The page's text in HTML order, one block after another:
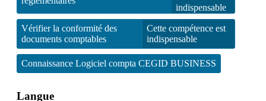
indispensable
Vérifier la conformité des
documents comptables
Cette compétence est
indispensable
Connaissance Logiciel compta CEGID BUSINESS
Langue